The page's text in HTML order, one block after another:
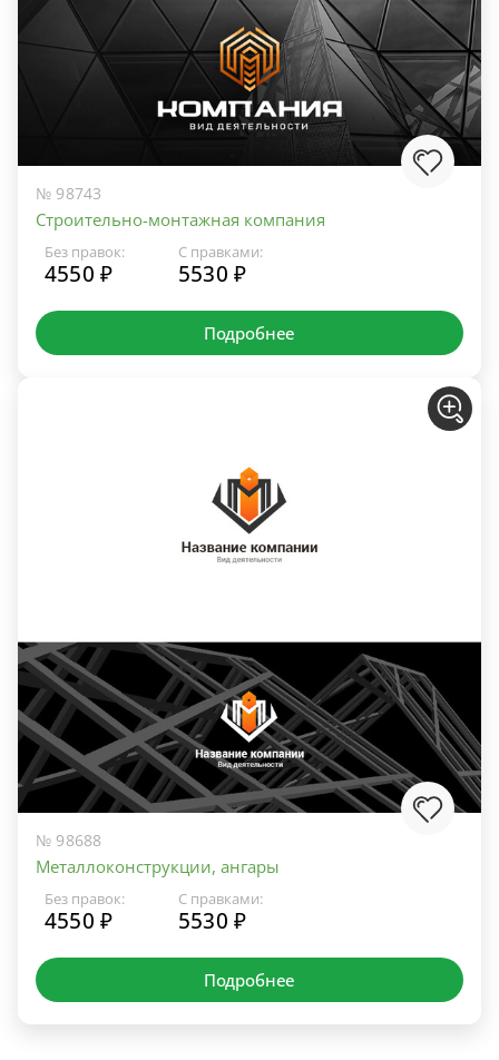
№ 98743
Строительно-монтажная компания
Без правок:
4550 ₽
С правками:
5530 ₽
Подробнее
№ 98688
Металлоконструкции, ангары
Без правок:
4550 ₽
С правками:
5530 ₽
Подробнее